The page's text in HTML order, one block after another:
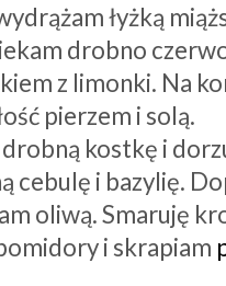
łyżką
drobno
z limonki. Na
pierzem i solą.
kostkę i
cebulę i bazylię.
oliwą. Smaruję
i skrapiam